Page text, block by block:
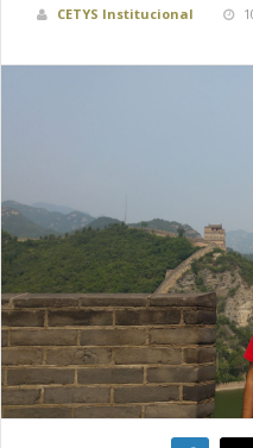
CETYS Institucional